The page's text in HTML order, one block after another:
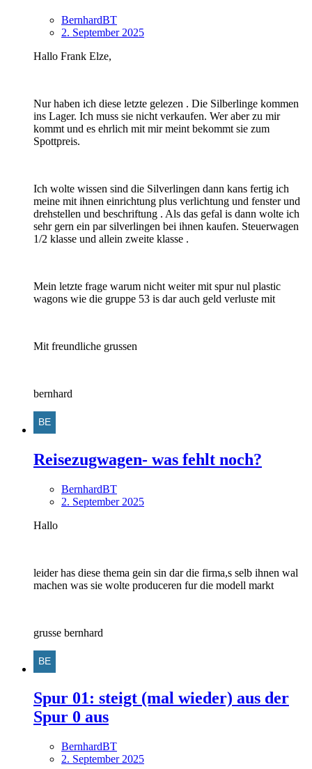
BernhardBT
2. September 2025
Hallo Frank Elze,
Nur haben ich diese letzte gelezen . Die Silberlinge kommen
ins Lager. Ich muss sie nicht verkaufen. Wer aber zu mir
kommt und es ehrlich mit mir meint bekommt sie zum
Spottpreis.
Ich wolte wissen sind die Silverlingen dann kans fertig ich
meine mit ihnen einrichtung plus verlichtung und fenster und
drehstellen und beschriftung . Als das gefal is dann wolte ich
sehr gern ein par silverlingen bei ihnen kaufen. Steuerwagen
1/2 klasse und allein zweite klasse .
Mein letzte frage warum nicht weiter mit spur nul plastic
wagons wie die gruppe 53 is dar auch geld verluste mit
Mit freundliche grussen
bernhard
Reisezugwagen- was fehlt noch?
BernhardBT
2. September 2025
Hallo
leider has diese thema gein sin dar die firma,s selb ihnen wal
machen was sie wolte produceren fur die modell markt
grusse bernhard
Spur 01: steigt (mal wieder) aus der
Spur 0 aus
BernhardBT
2. September 2025